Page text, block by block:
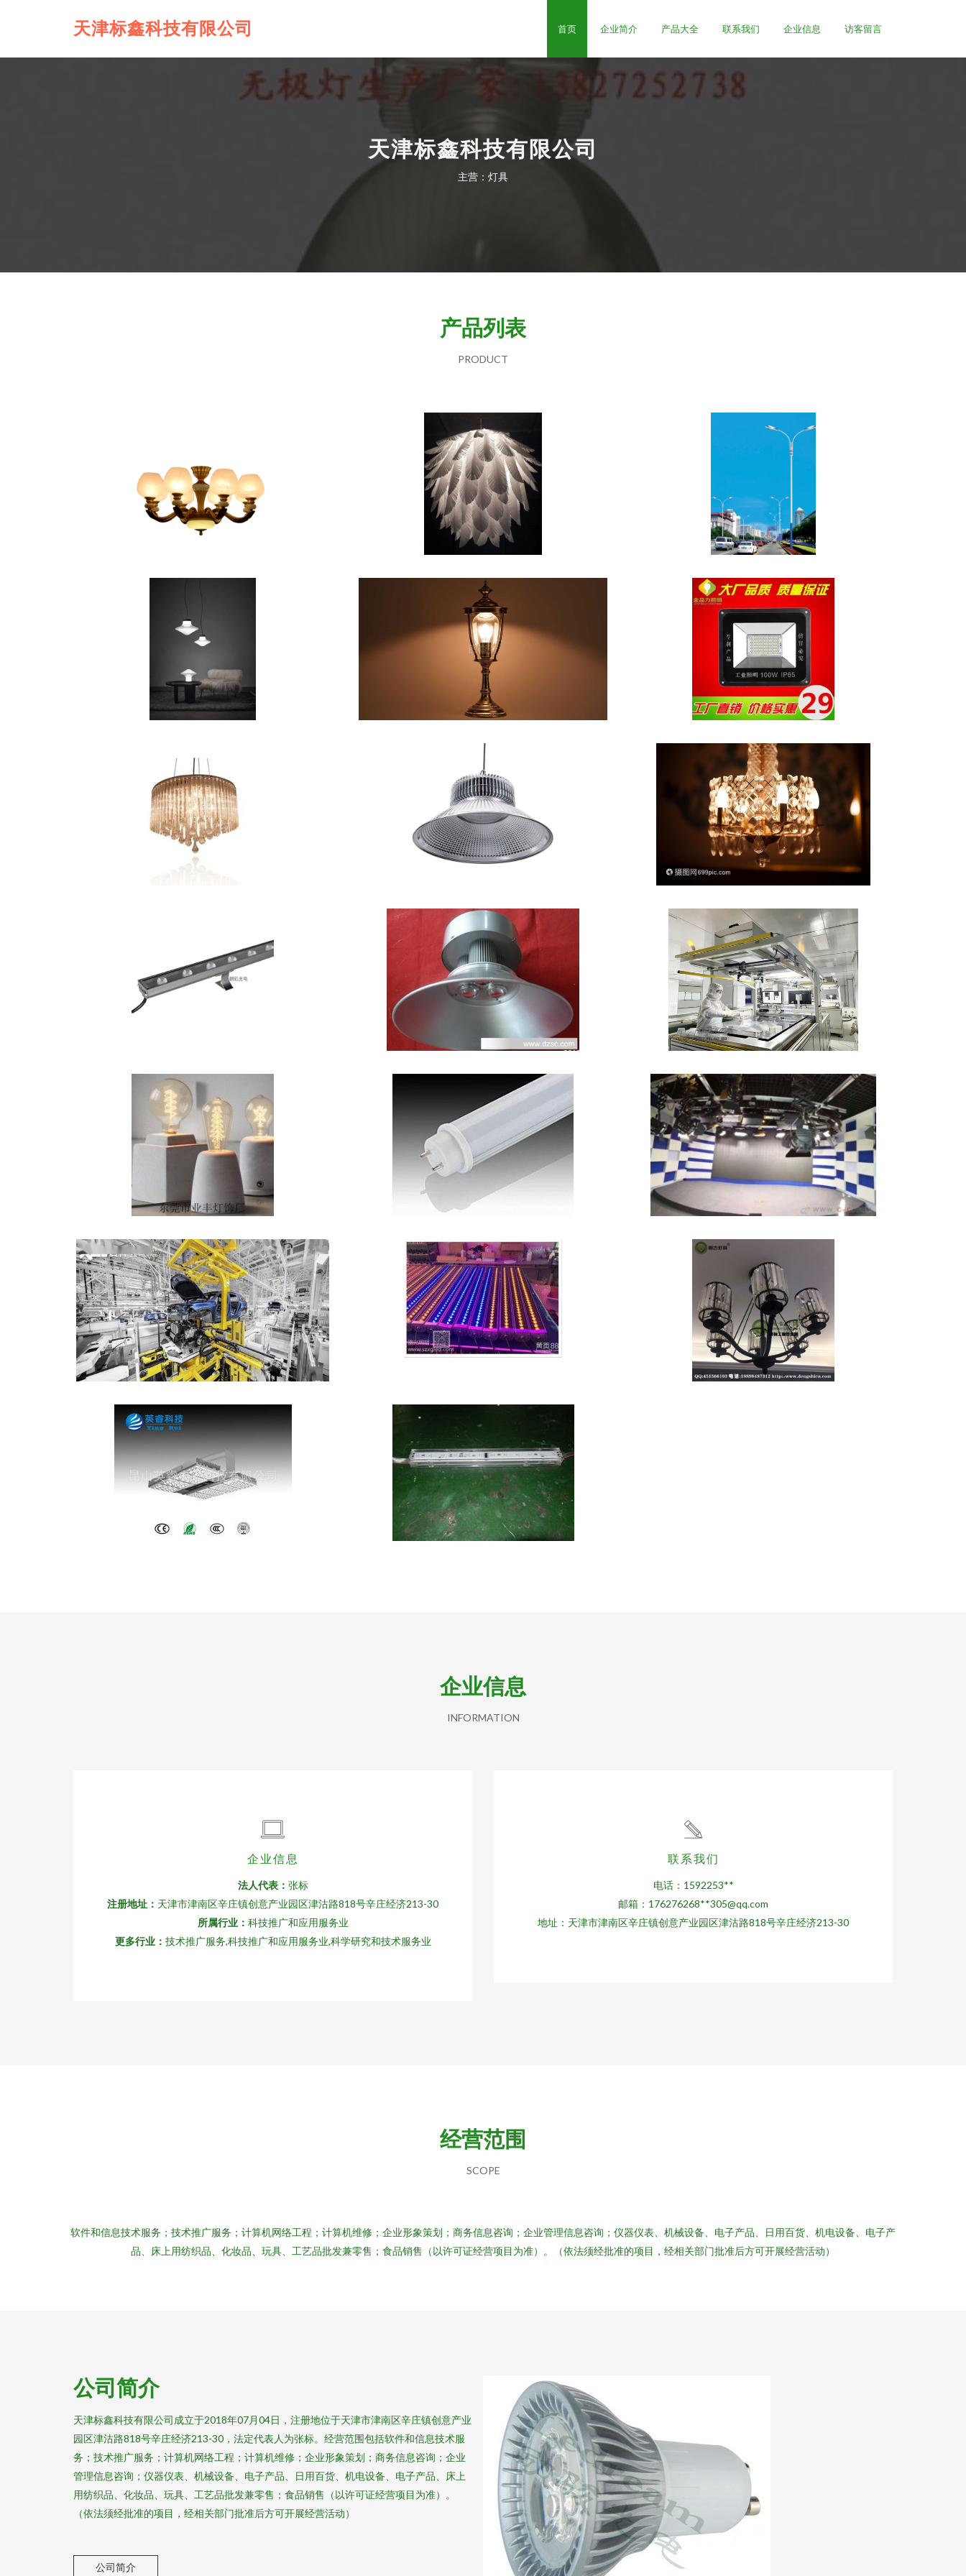
天津标鑫科技有限公司 首页 企业简介 产品大全 联系我们 企业信息 访客留言
天津标鑫科技有限公司
主营：灯具
产品列表
PRODUCT
企业信息
INFORMATION
企业信息
法人代表： 张标
注册地址： 天津市津南区辛庄镇创意产业园区津沽路818号辛庄经济213-30
所属行业： 科技推广和应用服务业
更多行业： 技术推广服务,科技推广和应用服务业,科学研究和技术服务业
联系我们
电话：1592253**
邮箱：176276268**305@qq.com
地址：天津市津南区辛庄镇创意产业园区津沽路818号辛庄经济213-30
经营范围
SCOPE
软件和信息技术服务；技术推广服务；计算机网络工程；计算机维修；企业形象策划；商务信息咨询；企业管理信息咨询；仪器仪表、机械设备、电子产品、日用百货、机电设备、电子产
品、床上用纺织品、化妆品、玩具、工艺品批发兼零售；食品销售（以许可证经营项目为准）。（依法须经批准的项目，经相关部门批准后方可开展经营活动）
公司简介
天津标鑫科技有限公司成立于2018年07月04日，注册地位于天津市津南区辛庄镇创意产业
园区津沽路818号辛庄经济213-30，法定代表人为张标。经营范围包括软件和信息技术服
务；技术推广服务；计算机网络工程；计算机维修；企业形象策划；商务信息咨询；企业
管理信息咨询；仪器仪表、机械设备、电子产品、日用百货、机电设备、电子产品、床上
用纺织品、化妆品、玩具、工艺品批发兼零售；食品销售（以许可证经营项目为准）。
（依法须经批准的项目，经相关部门批准后方可开展经营活动）
公司简介